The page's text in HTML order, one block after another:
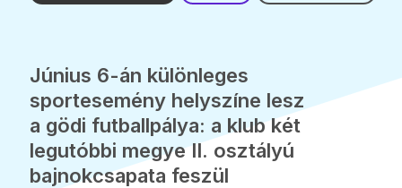
Június 6-án különleges
sportesemény helyszíne lesz
a gödi futballpálya: a klub két
legutóbbi megye II. osztályú
bajnokcsapata feszül